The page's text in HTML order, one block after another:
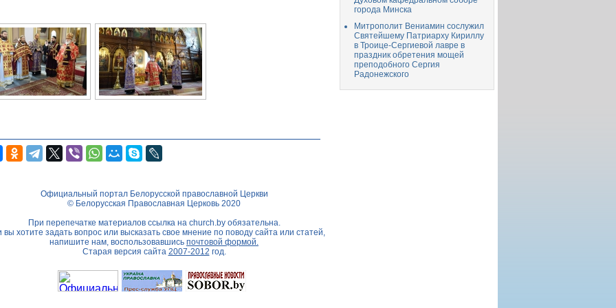
города Минска
Митрополит Вениамин сослужил
Святейшему Патриарху Кириллу
в Троице-Сергиевой лавре в
праздник обретения мощей
преподобного Сергия
Радонежского
Официальный портал Белорусской православной Церкви
© Белорусская Православная Церковь 2020
При перепечатке материалов ссылка на church.byобязательна.
вы хотите задать вопрос или высказать свое мнение по поводу сайта или статей,
напишите нам, воспользовавшись почтовой формой.
Старая версия сайта 2007-2012 год.